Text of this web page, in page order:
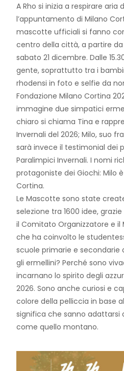
A Rho si inizia a respirare aria
l’appuntamento di Milano
mascotte ufficiali si fanno
centro della città, a partire da
sabato 21 dicembre. Dalle
gente, soprattutto tra i
rhodensi in foto e selfie da
Fondazione Milano Cortina
immagine due simpatici
chiaro si chiama Tina e
Invernali del 2026; Milo, suo
sarà invece il testimonial dei
Paralimpici Invernali. I nomi
protagoniste dei Giochi: Milo
Cortina.
Le Mascotte sono state
selezione tra 1600 idee,
il Comitato Organizzatore e il
che ha coinvolto le
scuole primarie e secondarie
gli ermellini? Perché sono
incarnano lo spirito degli
2026. Sono anche curiosi e
colore della pelliccia in base
significa che sanno adattarsi
come quello montano.